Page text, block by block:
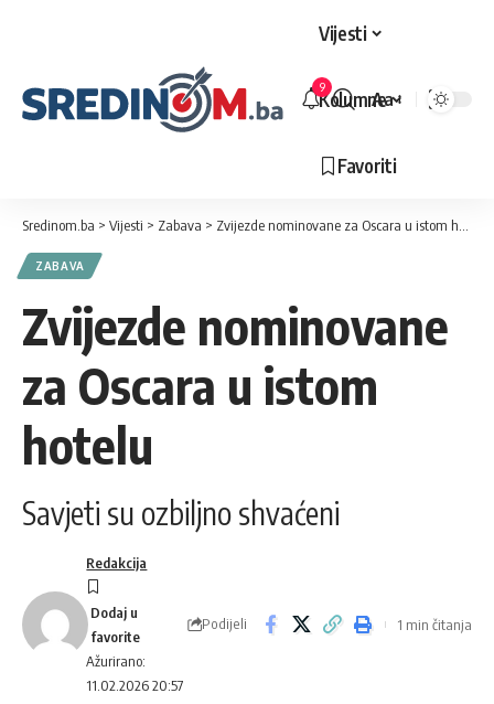
Vijesti
Kolumne
Favoriti
9
Veličina
Aa
Sredinom.ba > Vijesti > Zabava > Zvijezde nominovane za Oscara u istom hotelu
ZABAVA
Zvijezde nominovane
za Oscara u istom
hotelu
Savjeti su ozbiljno shvaćeni
Ažurirano:
11.02.2026 20:57
Redakcija
Podijeli 1 min čitanja